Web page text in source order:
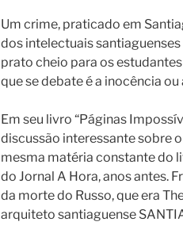
Um crime, praticado em
dos intelectuais santiaguenses
prato cheio para os
que se debate é a inocência
Em seu livro “Páginas
discussão interessante sobre
mesma matéria constante do
do Jornal A Hora, anos antes.
da morte do Russo, que era
arquiteto santiaguense